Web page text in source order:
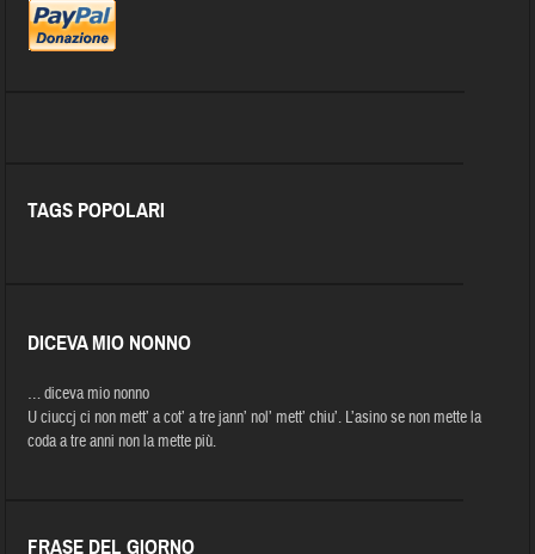
TAGS POPOLARI
DICEVA MIO NONNO
… diceva mio nonno
U ciuccj ci non mett’ a cot’ a tre jann’ nol’ mett’ chiu’. L’asino se non mette la
coda a tre anni non la mette più.
FRASE DEL GIORNO